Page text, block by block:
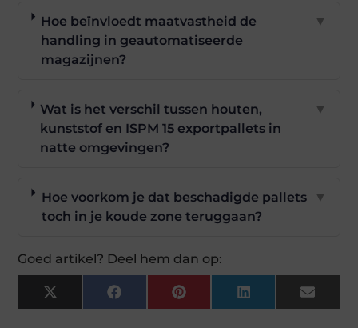
Hoe beïnvloedt maatvastheid de
handling in geautomatiseerde
magazijnen?
▼
Wat is het verschil tussen houten,
kunststof en ISPM 15 exportpallets in
natte omgevingen?
▼
Hoe voorkom je dat beschadigde pallets
toch in je koude zone teruggaan?
▼
Goed artikel? Deel hem dan op:
X
(Twitter)
FacebookPinterestLinkedIn Email